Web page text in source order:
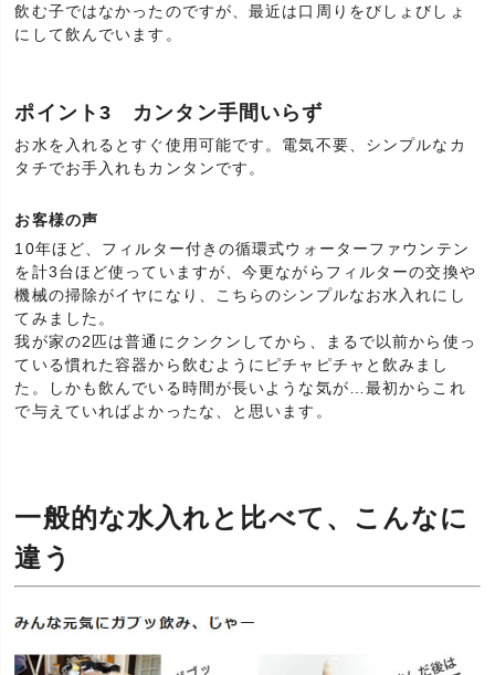
飲む子ではなかったのですが、最近は口周りをびしょびしょ
にして飲んでいます。
ポイント3 カンタン手間いらず
お水を入れるとすぐ使用可能です。電気不要、シンプルなカ
タチでお手入れもカンタンです。
お客様の声
10年ほど、フィルター付きの循環式ウォーターファウンテン
を計3台ほど使っていますが、今更ながらフィルターの交換や
機械の掃除がイヤになり、こちらのシンプルなお水入れにし
てみました。
我が家の2匹は普通にクンクンしてから、まるで以前から使っ
ている慣れた容器から飲むようにピチャピチャと飲みまし
た。しかも飲んでいる時間が長いような気が…最初からこれ
で与えていればよかったな、と思います。
一般的な水入れと比べて、こんなに
違う